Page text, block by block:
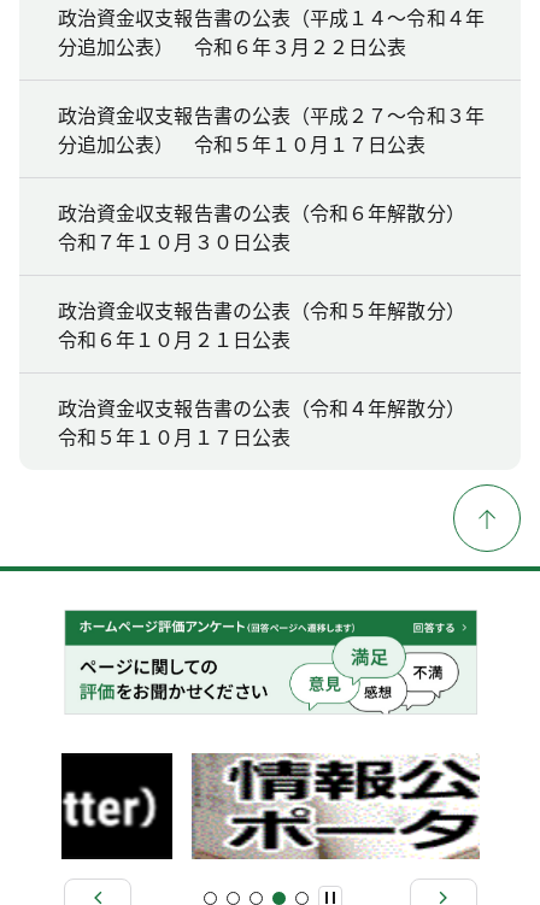
政治資金収支報告書の公表（平成１４～令和４年
分追加公表） 令和６年３月２２日公表
政治資金収支報告書の公表（平成２７～令和３年
分追加公表） 令和５年１０月１７日公表
政治資金収支報告書の公表（令和６年解散分）
令和７年１０月３０日公表
政治資金収支報告書の公表（令和５年解散分）
令和６年１０月２１日公表
政治資金収支報告書の公表（令和４年解散分）
令和５年１０月１７日公表